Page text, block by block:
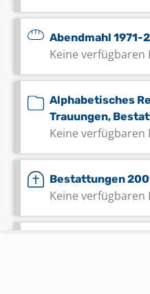
Abendmahl 1971-
Keine verfügbaren
Alphabetisches
Trauungen,
Keine verfügbaren
Bestattungen
Keine verfügbaren